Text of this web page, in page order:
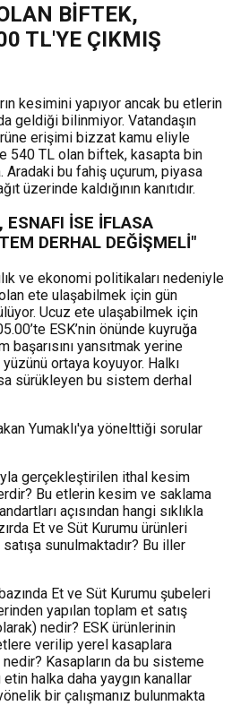
BİFTEK,
TL'YE ÇIKMIŞ
kesimini yapıyor ancak bu etlerin
geldiği bilinmiyor. Vatandaşın
erişimi bizzat kamu eliyle
540 TL olan biftek, kasapta bin
Aradaki bu fahiş uçurum, piyasa
üzerinde kaldığının kanıtıdır.
ESNAFI İSE İFLASA
DERHAL DEĞİŞMELİ"
ve ekonomi politikaları nedeniyle
ete ulaşabilmek için gün
Ucuz ete ulaşabilmek için
ESK’nin önünde kuyruğa
yansıtmak yerine
ortaya koyuyor. Halkı
sürükleyen bu sistem derhal
Yumaklı'ya yönelttiği sorular
gerçekleştirilen ithal kesim
Bu etlerin kesim ve saklama
açısından hangi sıklıkla
Et ve Süt Kurumu ürünleri
sunulmaktadır? Bu iller
Et ve Süt Kurumu şubeleri
yapılan toplam et satış
nedir? ESK ürünlerinin
verilip yerel kasaplara
Kasapların da bu sisteme
halka daha yaygın kanallar
bir çalışmanız bulunmakta